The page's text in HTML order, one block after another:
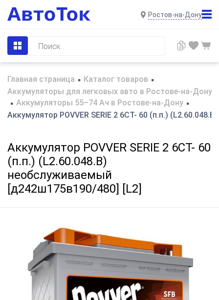
Ростов-на-Дону
Главная страница • Каталог товаров •
Аккумуляторы для легковых авто в Ростове-на-Дону
• Аккумуляторы 55–74 Ач в Ростове-на-Дону •
Аккумулятор POVVER SERIE 2 6CT- 60 (п.п.)
Аккумулятор POVVER SERIE 2 6CT- 60
(п.п.) (L2.60.048.B)
необслуживаемый
[д242ш175в190/480] [L2]